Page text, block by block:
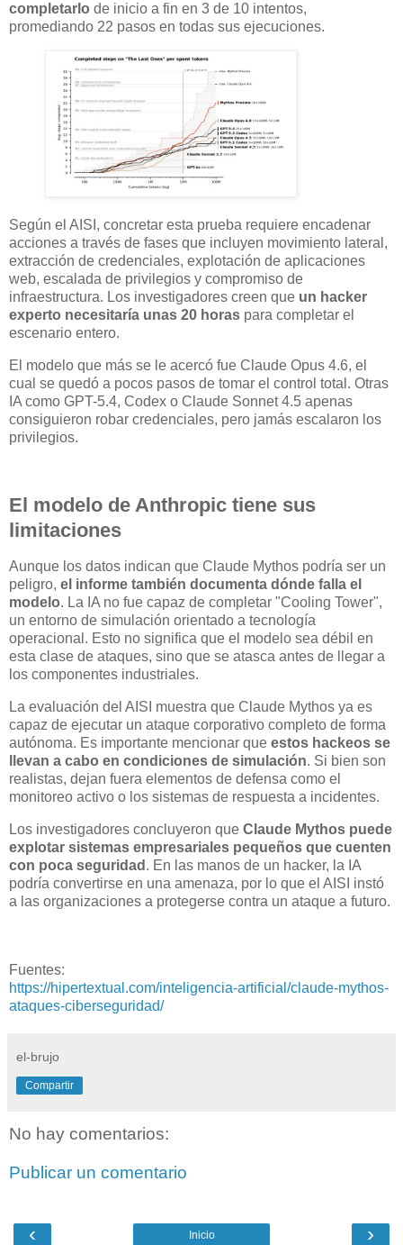
completarlo de inicio a fin en 3 de 10 intentos,
promediando 22 pasos en todas sus ejecuciones.
Según el AISI, concretar esta prueba requiere encadenar
acciones a través de fases que incluyen movimiento lateral,
extracción de credenciales, explotación de aplicaciones
web, escalada de privilegios y compromiso de
infraestructura. Los investigadores creen que un hacker
experto necesitaría unas 20 horas para completar el
escenario entero.
El modelo que más se le acercó fue Claude Opus 4.6, el
cual se quedó a pocos pasos de tomar el control total. Otras
IA como GPT-5.4, Codex o Claude Sonnet 4.5 apenas
consiguieron robar credenciales, pero jamás escalaron los
privilegios.
El modelo de Anthropic tiene sus
limitaciones
Aunque los datos indican que Claude Mythos podría ser un
peligro, el informe también documenta dónde falla el
modelo. La IA no fue capaz de completar "Cooling Tower",
un entorno de simulación orientado a tecnología
operacional. Esto no significa que el modelo sea débil en
esta clase de ataques, sino que se atasca antes de llegar a
los componentes industriales.
La evaluación del AISI muestra que Claude Mythos ya es
capaz de ejecutar un ataque corporativo completo de forma
autónoma. Es importante mencionar que estos hackeos se
llevan a cabo en condiciones de simulación. Si bien son
realistas, dejan fuera elementos de defensa como el
monitoreo activo o los sistemas de respuesta a incidentes.
Los investigadores concluyeron que Claude Mythos puede
explotar sistemas empresariales pequeños que cuenten
con poca seguridad . En las manos de un hacker, la IA
podría convertirse en una amenaza, por lo que el AISI instó
a las organizaciones a protegerse contra un ataque a futuro.
Fuentes:
https://hipertextual.com/inteligencia-artificial/claude-mythos-
ataques-ciberseguridad/
el-brujo
Compartir
No hay comentarios:
Publicar un comentario
‹ ›
Inicio